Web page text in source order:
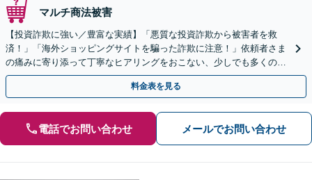
マルチ商法被害
【投資詐欺に強い／豊富な実績】「悪質な投資詐欺から被害者を救
済！」「海外ショッピングサイトを騙った詐欺に注意！」依頼者さま
の痛みに寄り添って丁寧なヒアリングをおこない、少しでも多くの返
金が得られるよう尽力します！
料金表を見る
電話でお問い合わせ メールでお問い合わせ